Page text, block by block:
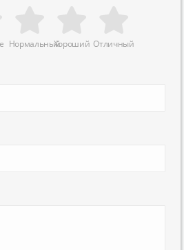
НормальныйХороший Отличный